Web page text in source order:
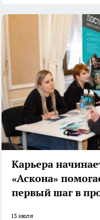
Карьера
«Аскона»
первый шаг в
13 июля